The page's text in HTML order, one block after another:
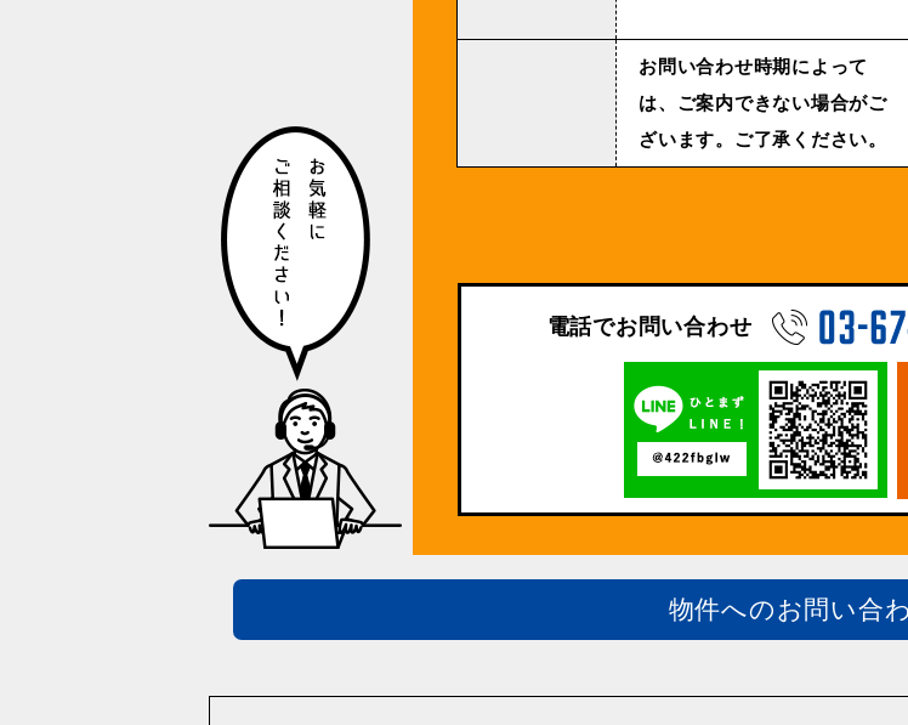
お問い合わせ時期によって
は、ご案内できない場合がご
ざいます。ご了承ください。
電話でお問い合わせ
物件へのお問い合